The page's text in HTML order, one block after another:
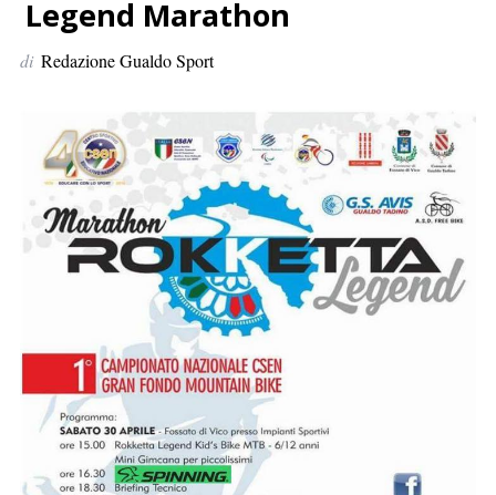
e
r
Legend Marathon
di Redazione Gualdo Sport